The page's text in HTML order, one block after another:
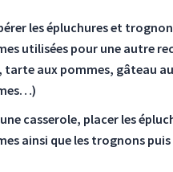
les épluchures et
utilisées pour une autre
aux pommes, gâteau
casserole, placer les
ainsi que les trognons